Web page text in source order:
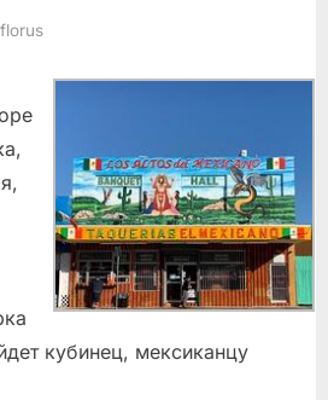
By
florus
кубинец, мексиканцу